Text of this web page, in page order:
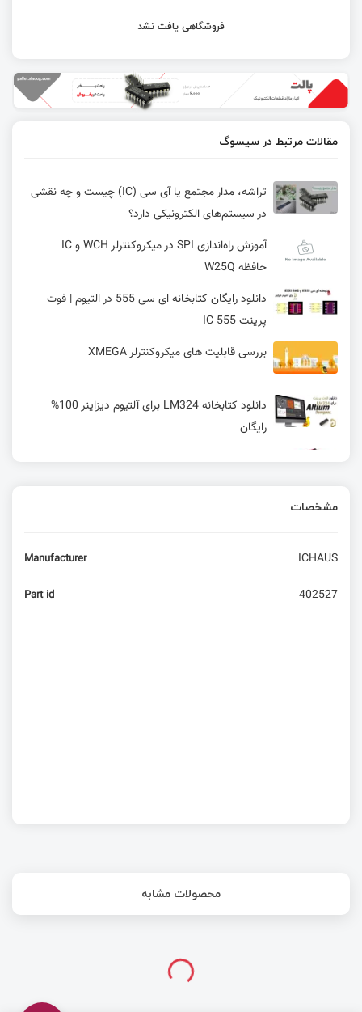
فروشگاهی یافت نشد
مقالات مرتبط در سیسوگ
تراشه، مدار مجتمع یا آی سی (IC) چیست و چه نقشی
در سیستم‌های الکترونیکی دارد؟
آموزش راه‌اندازی SPI در میکروکنترلر WCH و IC
حافظه W25Q
دانلود رایگان کتابخانه ای سی 555 در التیوم | فوت
پرینت IC 555
بررسی قابلیت های میکروکنترلر XMEGA
دانلود کتابخانه LM324 برای آلتیوم دیزاینر 100%
رایگان
آموزش اصول چیدمان قطعات PCB (Placement) +
مشخصات
Manufacturer ICHAUS
Part id 402527
محصولات مشابه